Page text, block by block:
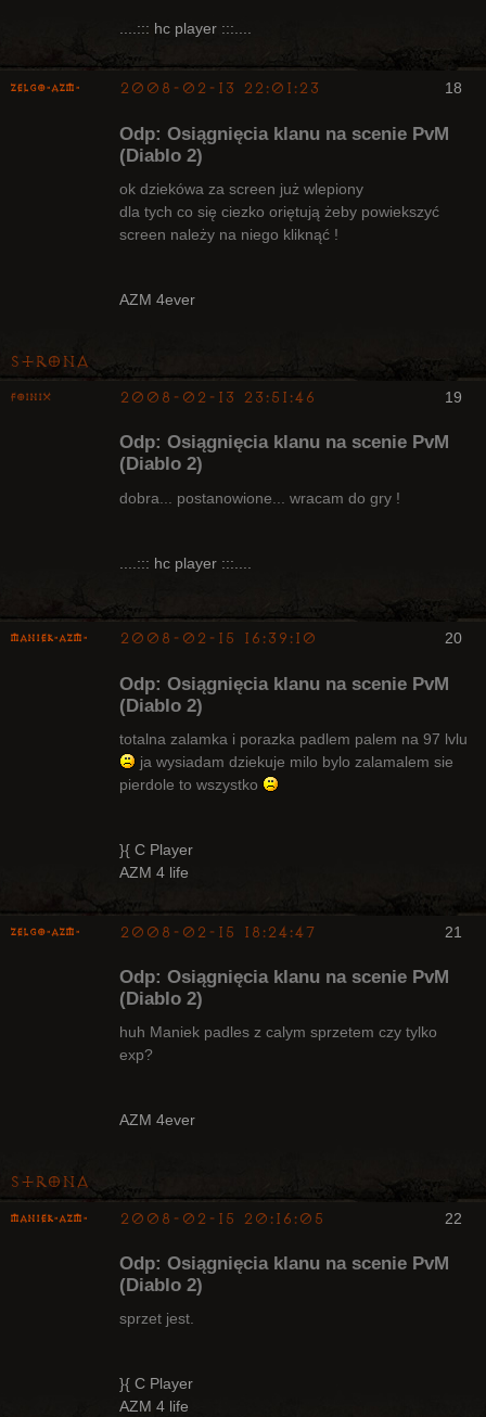
....::: hc player :::....
18
ZelgO-AZM- 2008-02-13 22:01:23
Odp: Osiągnięcia klanu na scenie PvM
(Diablo 2)
ok dziekówa za screen już wlepiony
dla tych co się ciezko oriętują żeby powiekszyć
screen należy na niego kliknąć !
AZM 4ever
Strona
19
Foinix 2008-02-13 23:51:46
Odp: Osiągnięcia klanu na scenie PvM
(Diablo 2)
dobra... postanowione... wracam do gry !
....::: hc player :::....
20
Maniek-AZM- 2008-02-15 16:39:10
Odp: Osiągnięcia klanu na scenie PvM
(Diablo 2)
totalna zalamka i porazka padlem palem na 97 lvlu
ja wysiadam dziekuje milo bylo zalamalem sie
pierdole to wszystko
}{ C Player
AZM 4 life
21
ZelgO-AZM- 2008-02-15 18:24:47
Odp: Osiągnięcia klanu na scenie PvM
(Diablo 2)
huh Maniek padles z calym sprzetem czy tylko
exp?
AZM 4ever
Strona
22
Maniek-AZM- 2008-02-15 20:16:05
Odp: Osiągnięcia klanu na scenie PvM
(Diablo 2)
sprzet jest.
}{ C Player
AZM 4 life